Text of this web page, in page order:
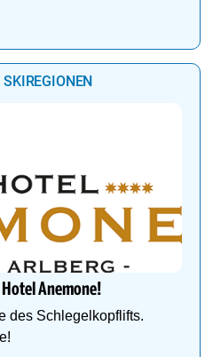
Anemone!
des Schlegelkopflifts.